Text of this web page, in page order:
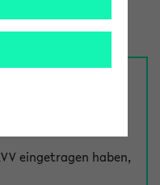
eingetragen haben,